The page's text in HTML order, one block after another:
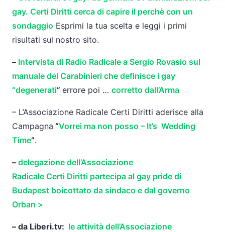
gay. Certi Diritti cerca di capire il perchè con un
sondaggio Esprimi la tua scelta e leggi i primi
risultati sul nostro sito.
– Intervista di Radio Radicale a Sergio Rovasio sul
manuale dei Carabinieri che definisce i gay
“degenerati” errore poi … corretto dall’Arma
– L’Associazione Radicale Certi Diritti aderisce alla
Campagna “Vorrei ma non posso – It’s Wedding
Time”.
– delegazione dell’Associazione
Radicale Certi Diritti partecipa al gay pride di
Budapest boicottato da sindaco e dal governo
Orban >
– da Liberi.tv: le attività dell’Associazione